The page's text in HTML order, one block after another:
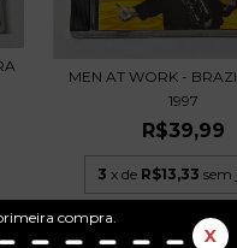
compra.
X
MEN AT WORK -
1997
R$39,99
3 x de R$13,33 sem